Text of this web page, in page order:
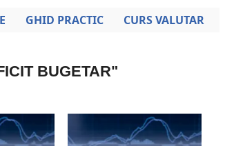
GHID PRACTIC CURS VALUTAR
BUGETAR"